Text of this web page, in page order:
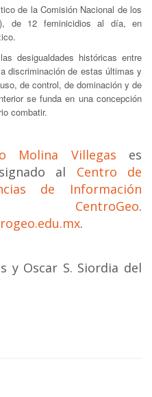
de la Comisión Nacional de los
de 12 feminicidios al día, en
desigualdades históricas entre
discriminación de estas últimas y
de control, de dominación y de
se funda en una concepción
combatir.
Molina Villegas es
al Centro de
de Información
CentroGeo.
.
y Oscar S. Siordia del